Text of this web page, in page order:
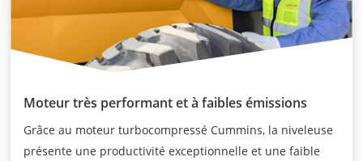
Moteur très performant et à faibles émissions
Grâce au moteur turbocompressé Cummins, la niveleuse
présente une productivité exceptionnelle et une faible